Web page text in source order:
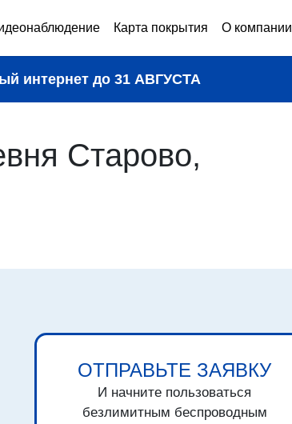
Карта покрытия О компании
интернет до 31 АВГУСТА
Старово,
ОТПРАВЬТЕ ЗАЯВКУ
И начните пользоваться
безлимитным беспроводным